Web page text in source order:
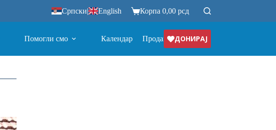
Српски| English Корпа 0,00 рсд
Помогли смо Календар ПродавницаДОНИРАЈ